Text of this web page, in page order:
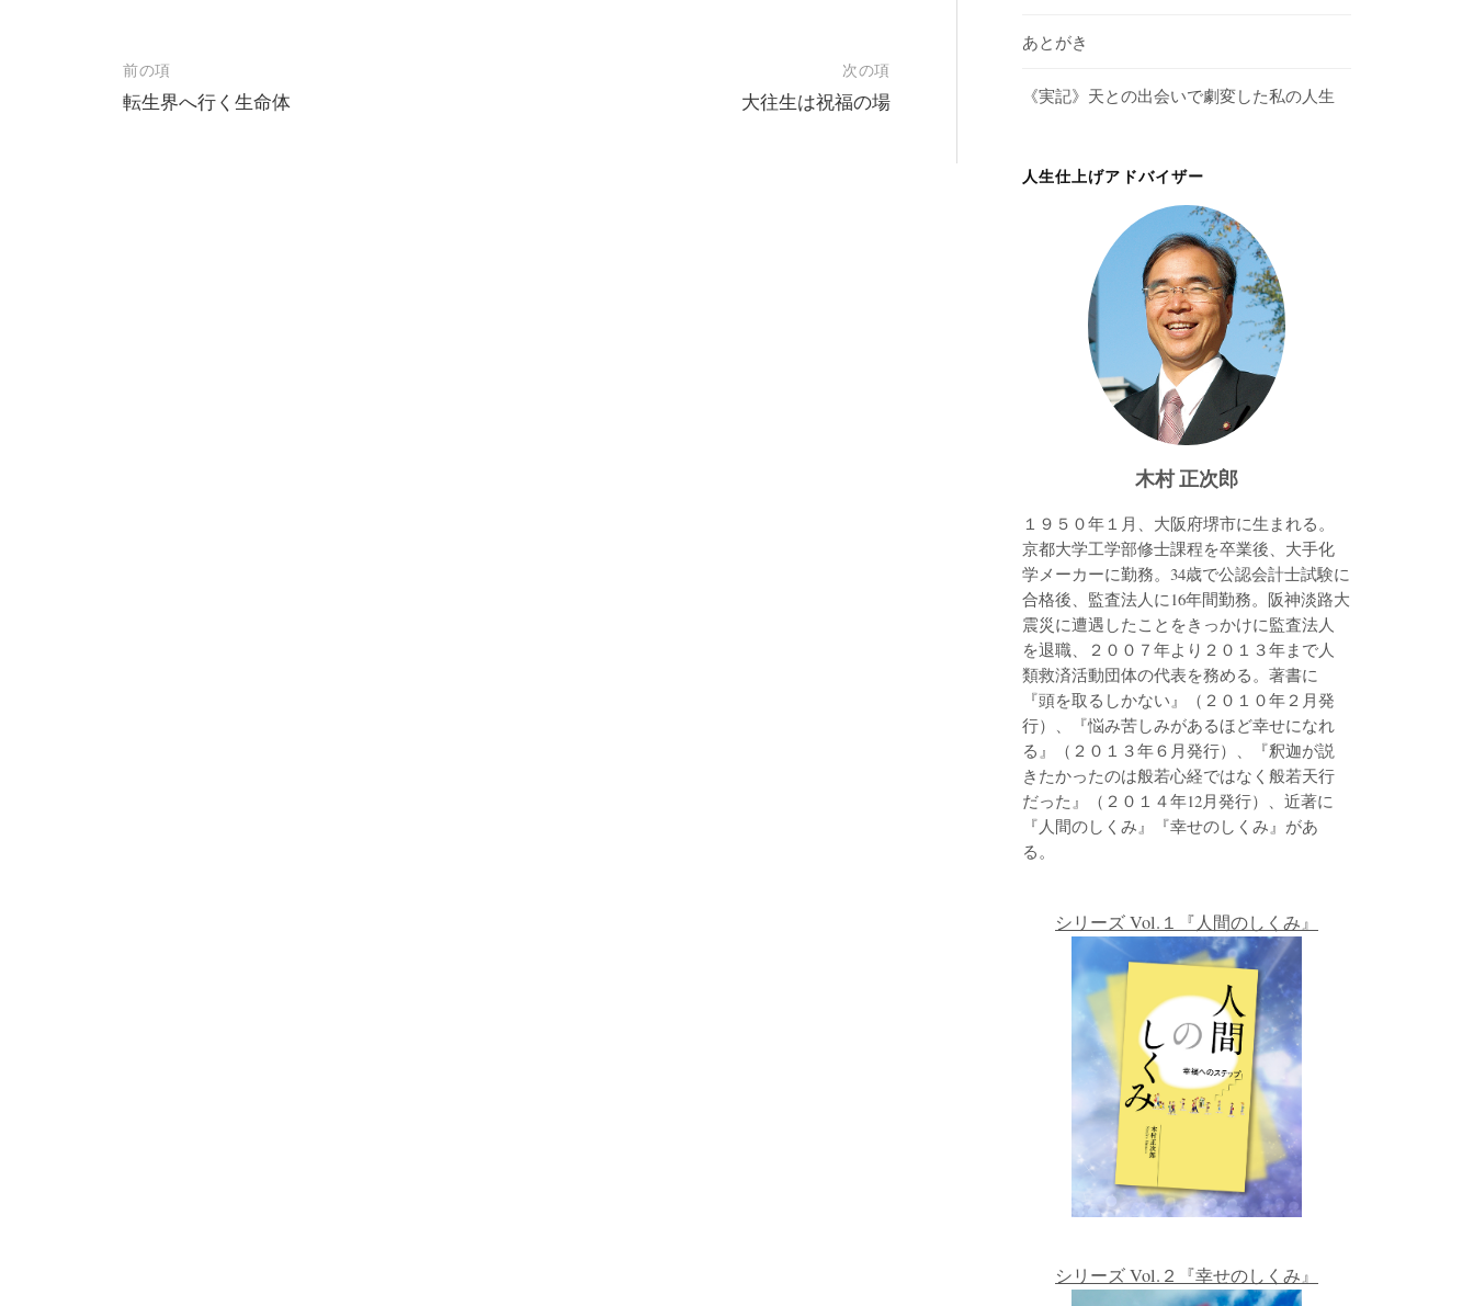
投
稿
前の項
転生界へ行く生命体
次の項
大往生は祝福の場
あとがき
《実記》天との出会いで劇変した私の人生
人生仕上げアドバイザー
木村 正次郎
１９５０年１月、大阪府堺市に生まれる。
京都大学工学部修士課程を卒業後、大手化
学メーカーに勤務。34歳で公認会計士試験に
合格後、監査法人に16年間勤務。阪神淡路大
震災に遭遇したことをきっかけに監査法人
を退職、２００７年より２０１３年まで人
類救済活動団体の代表を務める。著書に
『頭を取るしかない』（２０１０年２月発
行）、『悩み苦しみがあるほど幸せになれ
る』（２０１３年６月発行）、『釈迦が説
きたかったのは般若心経ではなく般若天行
だった』（２０１４年12月発行）、近著に
『人間のしくみ』『幸せのしくみ』があ
る。
シリーズ Vol.１『人間のしくみ』
シリーズ Vol.２『幸せのしくみ』